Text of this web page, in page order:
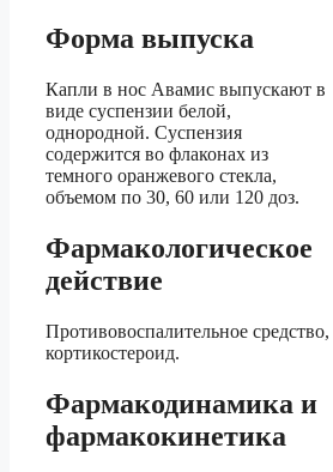
Форма выпуска
Капли в нос Авамис выпускают в
виде суспензии белой,
однородной. Суспензия
содержится во флаконах из
темного оранжевого стекла,
объемом по 30, 60 или 120 доз.
Фармакологическое
действие
Противовоспалительное средство,
кортикостероид.
Фармакодинамика и
фармакокинетика